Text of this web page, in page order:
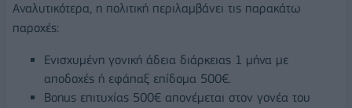
Αναλυτικότερα, η πολιτική περιλαμβάνει τις παρακάτω
παροχές:
Ενισχυμένη γονική άδεια διάρκειας 1 μήνα με
αποδοχές ή εφάπαξ επίδομα 500€.
Bonus επιτυχίας 500€ απονέμεται στον γονέα του